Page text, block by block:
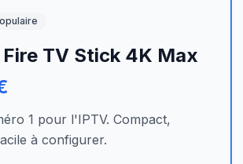
TV Stick 4K Max
1 pour l'IPTV. Compact,
à configurer.